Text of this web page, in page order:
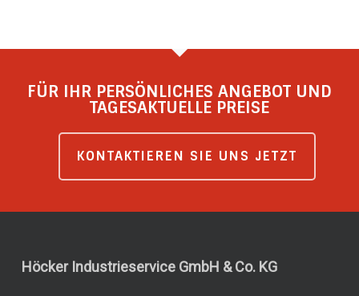
FÜR IHR PERSÖNLICHES ANGEBOT UND
TAGESAKTUELLE PREISE
KONTAKTIEREN SIE UNS JETZT
Höcker Industrieservice GmbH & Co. KG